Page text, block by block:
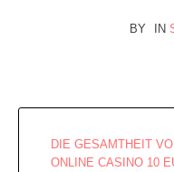
BY IN
DIE GESAMTHEIT
NLINE CASINO 10